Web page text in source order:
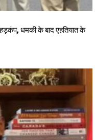
धमकी के बाद एहतियात के